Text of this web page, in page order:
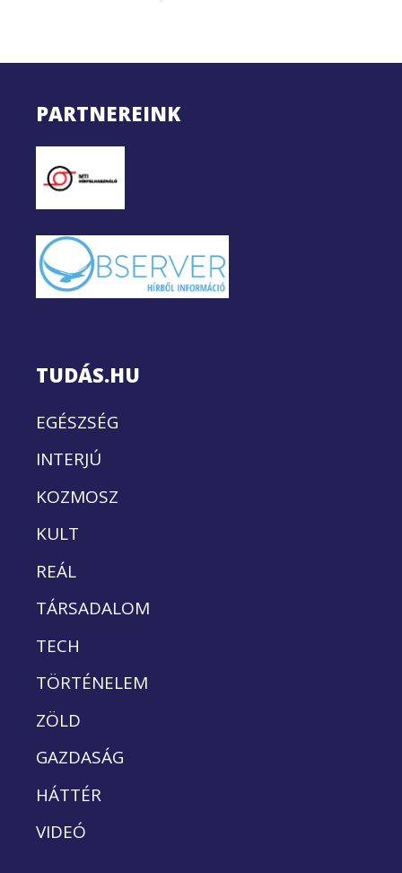
PARTNEREINK
TUDÁS.HU
EGÉSZSÉG
INTERJÚ
KOZMOSZ
KULT
REÁL
TÁRSADALOM
TECH
TÖRTÉNELEM
ZÖLD
GAZDASÁG
HÁTTÉR
VIDEÓ